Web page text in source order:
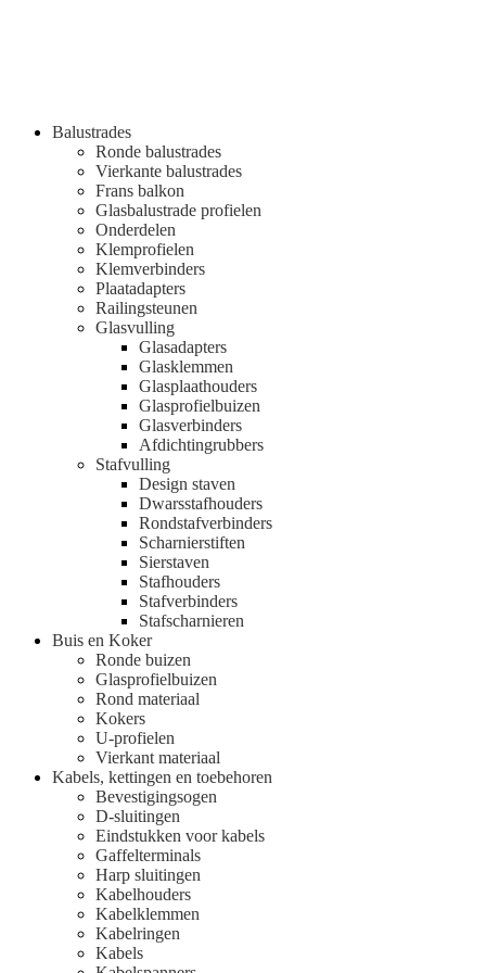
Balustrades
Ronde balustrades
Vierkante balustrades
Frans balkon
Glasbalustrade profielen
Onderdelen
Klemprofielen
Klemverbinders
Plaatadapters
Railingsteunen
Glasvulling
Glasadapters
Glasklemmen
Glasplaathouders
Glasprofielbuizen
Glasverbinders
Afdichtingrubbers
Stafvulling
Design staven
Dwarsstafhouders
Rondstafverbinders
Scharnierstiften
Sierstaven
Stafhouders
Stafverbinders
Stafscharnieren
Buis en Koker
Ronde buizen
Glasprofielbuizen
Rond materiaal
Kokers
U-profielen
Vierkant materiaal
Kabels, kettingen en toebehoren
Bevestigingsogen
D-sluitingen
Eindstukken voor kabels
Gaffelterminals
Harp sluitingen
Kabelhouders
Kabelklemmen
Kabelringen
Kabels